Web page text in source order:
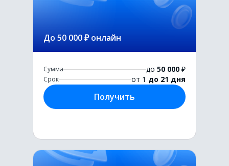
До 50 000 ₽ онлайн
Сумма до 50 000 ₽
Срок от 1 до 21 дня
Получить